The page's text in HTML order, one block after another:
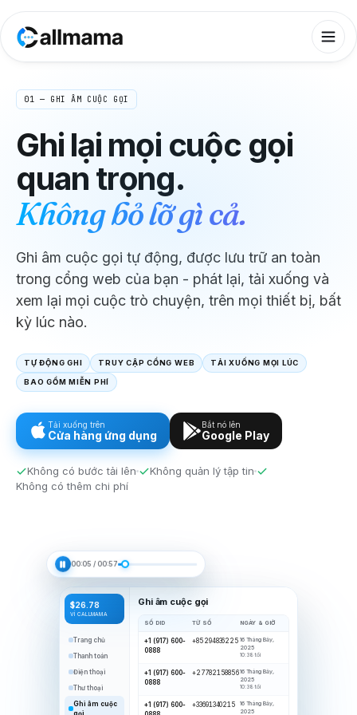
01 — GHI ÂM CUỘC GỌI
Ghi lại mọi cuộc gọi
quan trọng.
Không bỏ lỡ gì cả.
Ghi âm cuộc gọi tự động, được lưu trữ an toàn
trong cổng web của bạn - phát lại, tải xuống và
xem lại mọi cuộc trò chuyện, trên mọi thiết bị, bất
kỳ lúc nào.
TỰ ĐỘNG GHI TRUY CẬP CỔNG WEB TẢI XUỐNG MỌI LÚC
BAO GỒM MIỄN PHÍ
Tải xuống trên
Cửa hàng ứng dụng
Bắt nó lên
Google Play
Không có bước tải lên
Không quản lý tập tin
Không có thêm chi phí
$26.78
VÍ CALLMAMA
Trang chủ
Thanh toán
Điện thoại
Thư thoại
Ghi âm cuộc
Ghi âm cuộc gọi
SỐ DID TỪ SỐ NGÀY & GIỜ
+1 (917) 600-
0888
+85294836225 16 Tháng Bảy,
2025
10:38 tối
+1 (917) 600-
0888
+2778215885616 Tháng Bảy,
2025
10:38 tối
+1 (917) 600-
+33691340215
16 Tháng Bảy,
2025
00:06 / 00:57